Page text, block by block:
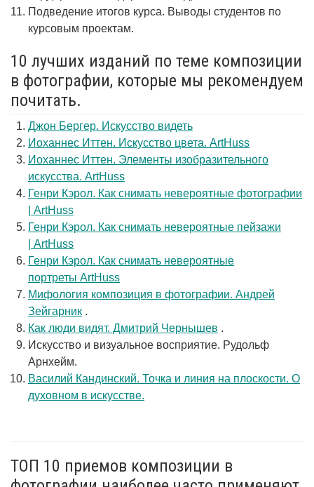
Подведение итогов курса. Выводы студентов по
курсовым проектам.
10 лучших изданий по теме композиции
в фотографии, которые мы рекомендуем
почитать.
Джон Бергер. Искусство видеть
Иоханнес Иттен. Искусство цвета. ArtHuss
Иоханнес Иттен. Элементы изобразительного
искусства. ArtHuss
Генри Кэрол. Как снимать невероятные фотографии
| ArtHuss
Генри Кэрол. Как снимать невероятные пейзажи
| ArtHuss
Генри Кэрол. Как снимать невероятные
портреты ArtHuss
Мифология композиция в фотографии. Андрей
Зейгарник .
Как люди видят. Дмитрий Чернышев .
Искусство и визуальное восприятие. Рудольф
Арнхейм.
Василий Кандинский. Точка и линия на плоскости. О
духовном в искусстве.
ТОП 10 приемов композиции в